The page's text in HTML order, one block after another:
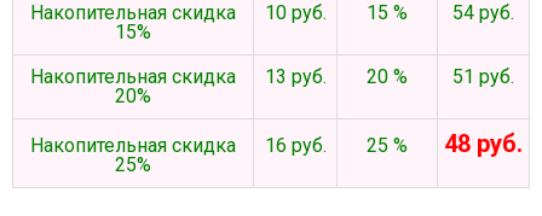
Накопительная скидка
15%
10 руб. 15 % 54 руб.
Накопительная скидка
20%
13 руб. 20 % 51 руб.
Накопительная скидка
25%
16 руб. 25 % 48 руб.